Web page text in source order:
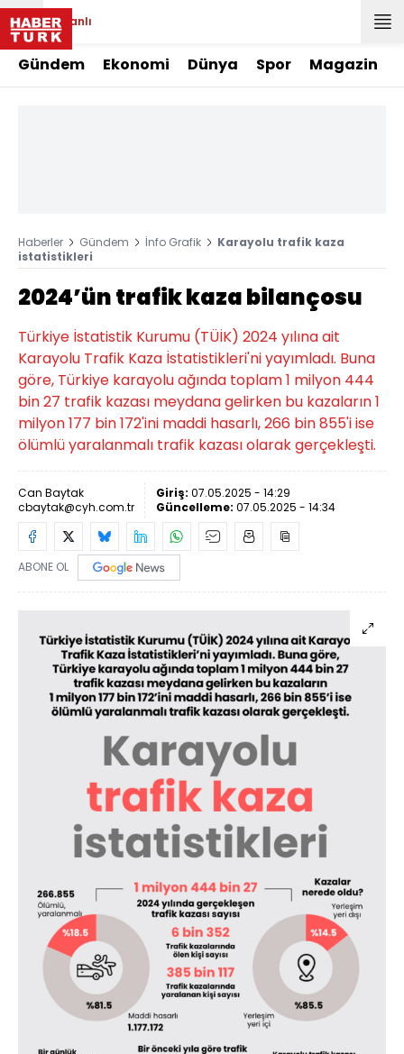
Canlı
Gündem Ekonomi Dünya Spor Magazin
Haberler Gündem İnfo Grafik
Karayolu trafik kaza
istatistikleri
2024’ün trafik kaza bilançosu
Türkiye İstatistik Kurumu (TÜİK) 2024 yılına ait
Karayolu Trafik Kaza İstatistikleri'ni yayımladı. Buna
göre, Türkiye karayolu ağında toplam 1 milyon 444
bin 27 trafik kazası meydana gelirken bu kazaların 1
milyon 177 bin 172'ini maddi hasarlı, 266 bin 855'i ise
ölümlü yaralanmalı trafik kazası olarak gerçekleşti.
Can Baytak
cbaytak@cyh.com.tr
Giriş: 07.05.2025 - 14:29
Güncelleme: 07.05.2025 - 14:34
ABONE OL